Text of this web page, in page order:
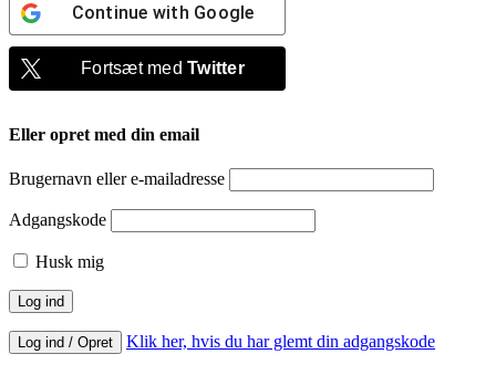
Continue with Google
Fortsæt medTwitter
Eller opret med din email
Brugernavn eller e-mailadresse
Adgangskode
Husk mig
Log ind / Opret Klik her, hvis du har glemt din adgangskode